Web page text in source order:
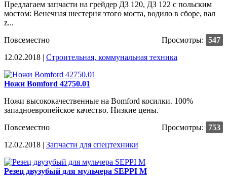
Предлагаем запчасти на грейдер ДЗ 120, ДЗ 122 с польским
мостом: Венечная шестерня этого моста, водило в сборе, вал
z...
Повсеместно
Просмотры: 547
12.02.2018 | Строительная, коммунальная техника
Ножи Bomford 42750.01
Ножи высококачественные на Bomford косилки. 100%
западноевропейское качество. Низкие цены.
Повсеместно
Просмотры:
753
12.02.2018 | Запчасти для спецтехники
Резец двузубый для мульчера SEPPI M